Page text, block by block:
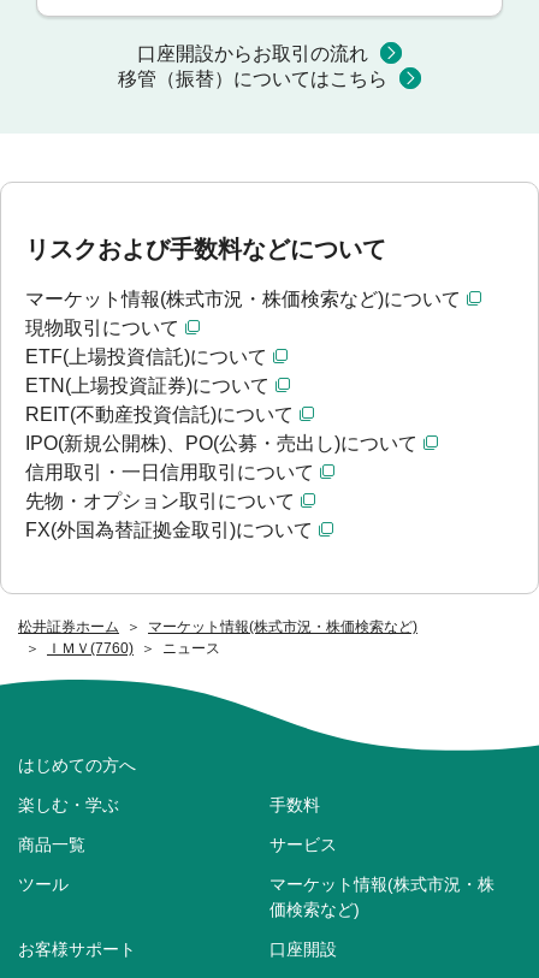
松井証券ホーム
マーケット情報(株式市況・株価検索など)
ＩＭＶ(7760)
ニュース
口座開設からお取引の流れ
移管（振替）についてはこちら
リスクおよび手数料などについて
マーケット情報(株式市況・株価検索など)について
現物取引について
ETF(上場投資信託)について
ETN(上場投資証券)について
REIT(不動産投資信託)について
IPO(新規公開株)、PO(公募・売出し)について
信用取引・一日信用取引について
先物・オプション取引について
FX(外国為替証拠金取引)について
はじめての方へ
楽しむ・学ぶ 手数料
商品一覧 サービス
ツール
マーケット情報(株式市況・株
価検索など)
お客様サポート 口座開設